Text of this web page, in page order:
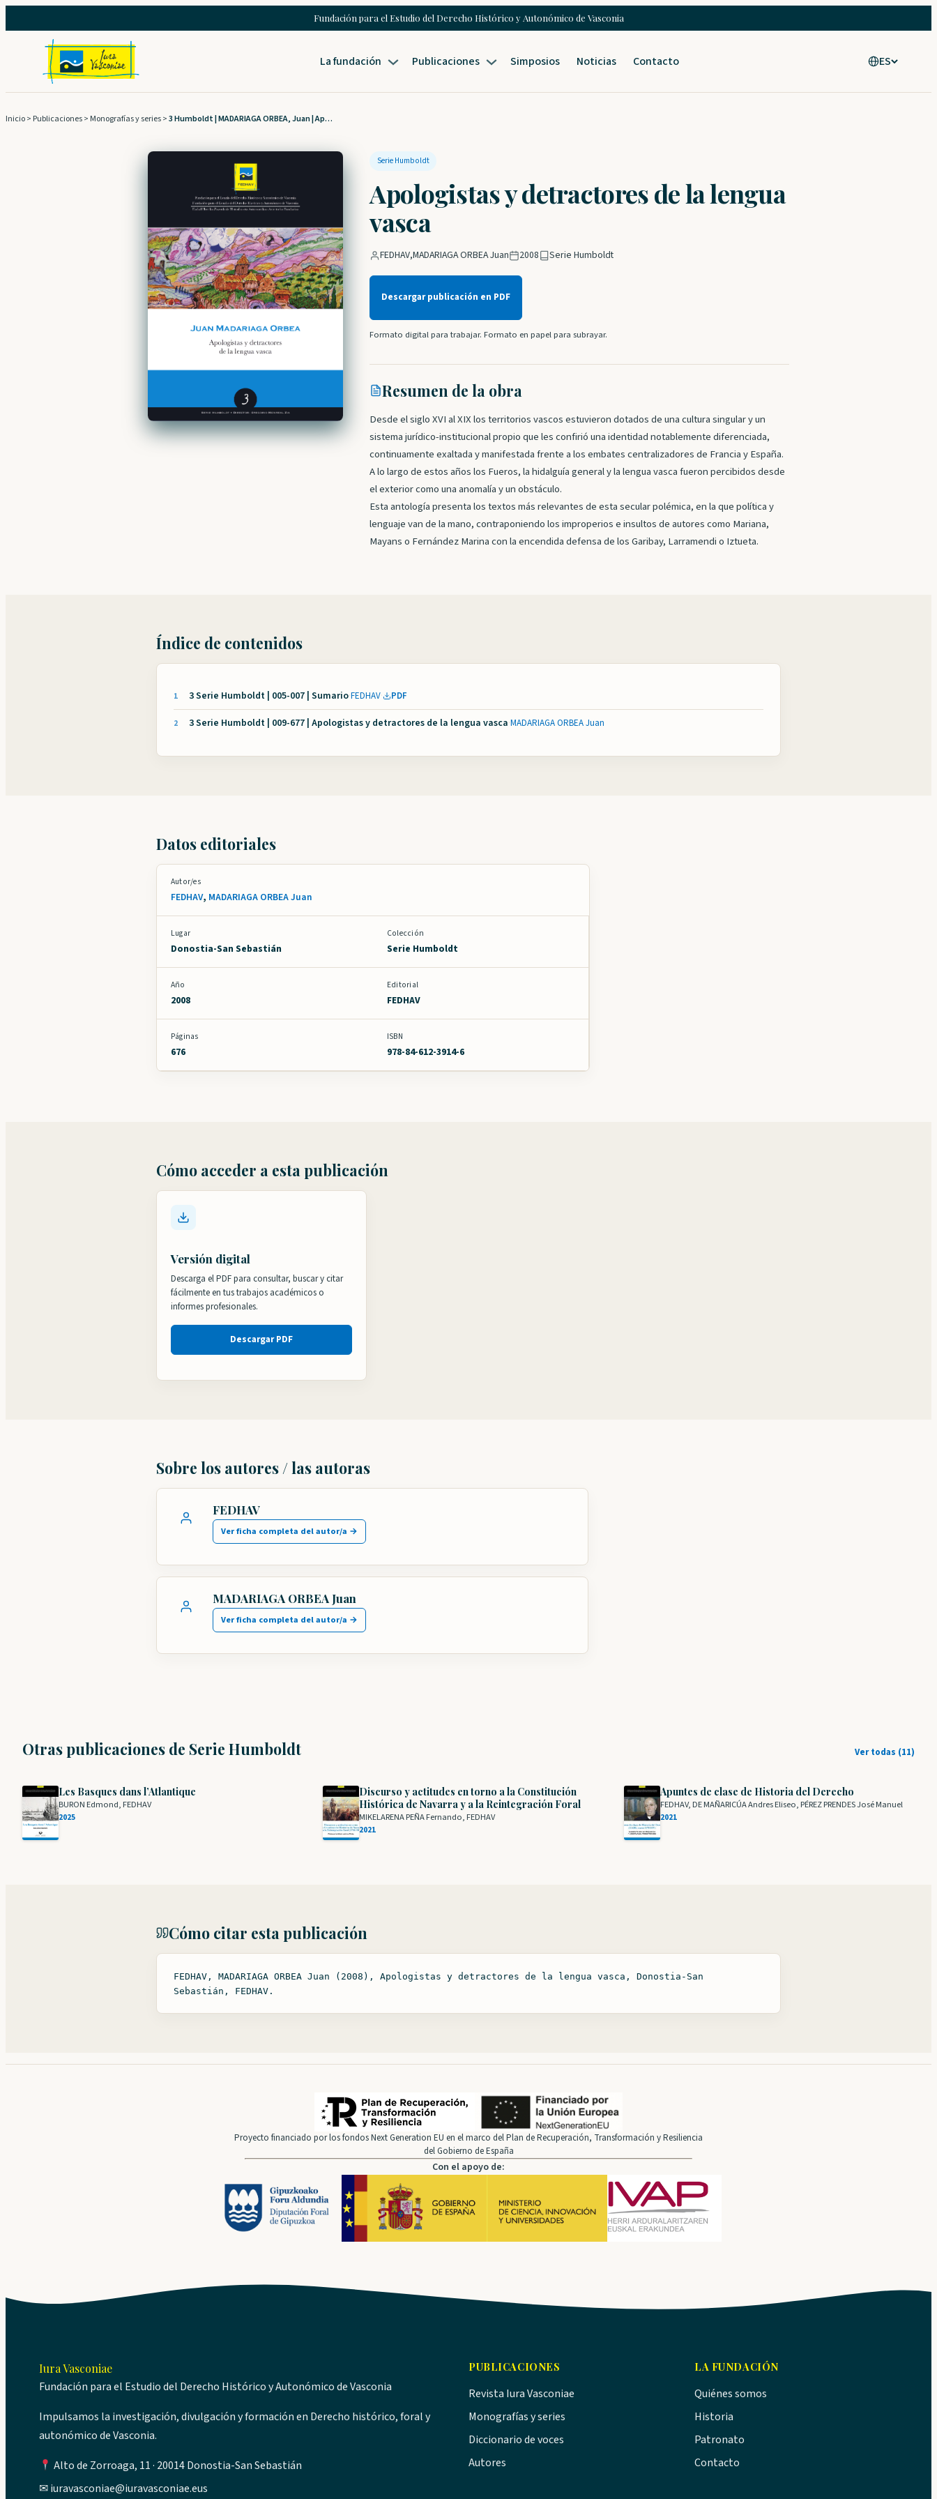
al
contenido
Fundación para el Estudio del Derecho Histórico y Autonómico de Vasconia
La fundación Publicaciones Simposios Noticias Contacto ES
Inicio> Publicaciones> Monografías y series> 3 Humboldt | MADARIAGA ORBEA, Juan | Apologistas y detractores de la lengua vasca
Serie Humboldt
Apologistas y detractores de la lengua
vasca
FEDHAV,MADARIAGA ORBEA Juan 2008 Serie Humboldt
Descargar publicación en PDF
Formato digital para trabajar. Formato en papel para subrayar.
Resumen de la obra
Desde el siglo XVI al XIX los territorios vascos estuvieron dotados de una cultura singular y un
sistema jurídico-institucional propio que les confirió una identidad notablemente diferenciada,
continuamente exaltada y manifestada frente a los embates centralizadores de Francia y España.
A lo largo de estos años los Fueros, la hidalguía general y la lengua vasca fueron percibidos desde
el exterior como una anomalía y un obstáculo.
Esta antología presenta los textos más relevantes de esta secular polémica, en la que política y
lenguaje van de la mano, contraponiendo los improperios e insultos de autores como Mariana,
Mayans o Fernández Marina con la encendida defensa de los Garibay, Larramendi o Iztueta.
Índice de contenidos
1 3 Serie Humboldt | 005-007 | Sumario·FEDHAV· PDF
2 3 Serie Humboldt | 009-677 | Apologistas y detractores de la lengua vasca·MADARIAGA ORBEA Juan
Datos editoriales
Autor/es
FEDHAV, MADARIAGA ORBEA Juan
Lugar
Donostia-San Sebastián
Colección
Serie Humboldt
Año
2008
Editorial
FEDHAV
Páginas
676
ISBN
978-84-612-3914-6
Cómo acceder a esta publicación
Versión digital
Descarga el PDF para consultar, buscar y citar
fácilmente en tus trabajos académicos o
informes profesionales.
Descargar PDF
Sobre los autores / las autoras
FEDHAV
Ver ficha completa del autor/a →
MADARIAGA ORBEA Juan
Ver ficha completa del autor/a →
Otras publicaciones de Serie Humboldt Ver todas (11)
Les Basques dans l’Atlantique
BURON Edmond, FEDHAV
2025
Discurso y actitudes en torno a la Constitución
Histórica de Navarra y a la Reintegración Foral
MIKELARENA PEÑA Fernando, FEDHAV
2021
Apuntes de clase de Historia del Derecho
FEDHAV, DE MAÑARICÚA Andres Eliseo, PÉREZ PRENDES José Manuel
2021
Cómo citar esta publicación
FEDHAV, MADARIAGA ORBEA Juan (2008), Apologistas y detractores de la lengua vasca, Donostia-San
Sebastián, FEDHAV.
Proyecto financiado por los fondos Next Generation EU en el marco del Plan de Recuperación, Transformación y Resiliencia
del Gobierno de España
Con el apoyo de:
Iura Vasconiae
Fundación para el Estudio del Derecho Histórico y Autonómico de Vasconia
Impulsamos la investigación, divulgación y formación en Derecho histórico, foral y
autonómico de Vasconia.
Alto de Zorroaga, 11 · 20014 Donostia-San Sebastián
✉iuravasconiae@iuravasconiae.eus
PUBLICACIONES
Revista Iura Vasconiae
Monografías y series
Diccionario de voces
Autores
LA FUNDACIÓN
Quiénes somos
Historia
Patronato
Contacto